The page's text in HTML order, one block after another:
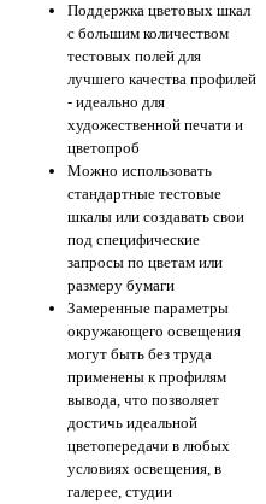
Поддержка цветовых шкал
с большим количеством
тестовых полей для
лучшего качества профилей
- идеально для
художественной печати и
цветопроб
Можно использовать
стандартные тестовые
шкалы или создавать свои
под специфические
запросы по цветам или
размеру бумаги
Замеренные параметры
окружающего освещения
могут быть без труда
применены к профилям
вывода, что позволяет
достичь идеальной
цветопередачи в любых
условиях освещения, в
галерее, студии